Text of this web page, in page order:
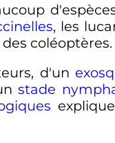
, les
coléoptères.
d'un
stade